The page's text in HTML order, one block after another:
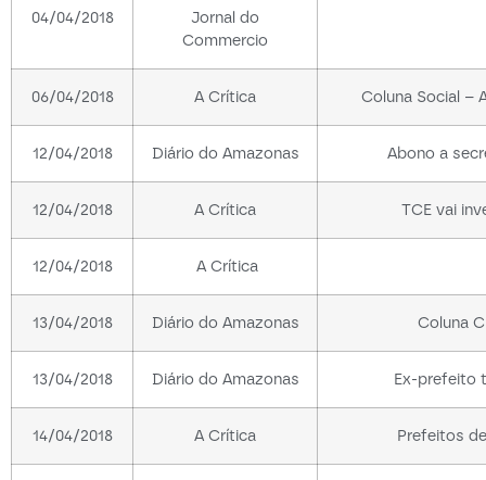
04/04/2018
Jornal do
Commercio
06/04/2018 A Crítica Coluna Social –
12/04/2018 Diário do Amazonas Abono a
12/04/2018 A Crítica TCE vai
12/04/2018 A Crítica
13/04/2018 Diário do Amazonas Coluna
13/04/2018 Diário do Amazonas Ex-prefeito
14/04/2018 A Crítica Prefeitos